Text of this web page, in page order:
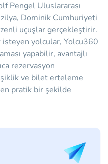
Pengel Uluslararası
Dominik Cumhuriyeti
uçuşlar gerçekleştirir.
yolcular, Yolcu360
yapabilir, avantajlı
rezervasyon
ve bilet erteleme
pratik bir şekilde